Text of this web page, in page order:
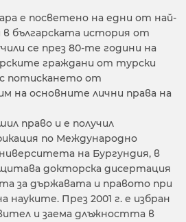
е посветено на едни от най-
българската история от
се през 80-те години на
граждани от турски
с потискането от
на основните лични права на
право и е получил
по Международно
на Бургундия, в
докторска дисертация
за държавата и правото при
науките. През 2001 г. е избран
и заема длъжността в